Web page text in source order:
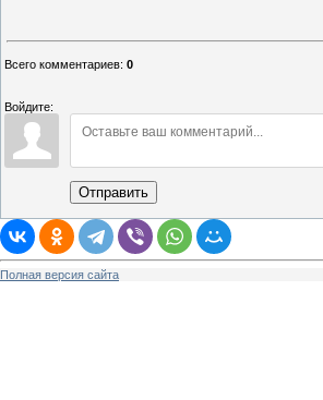
Всего комментариев: 0
Войдите:
Отправить
Полная версия сайта